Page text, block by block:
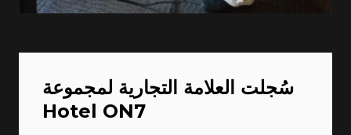
سُجلت العلامة التجارية لمجموعة
Hotel ON7